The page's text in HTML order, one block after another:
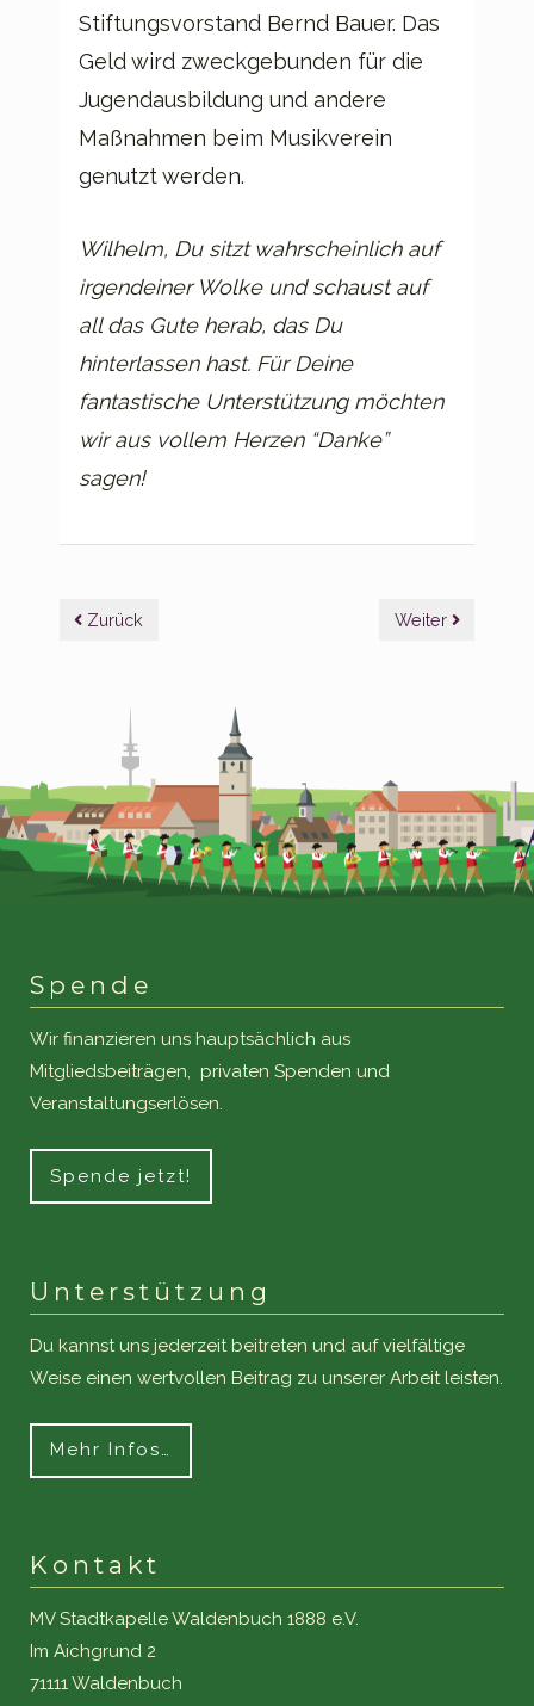
Stiftungsvorstand Bernd Bauer. Das
Geld wird zweckgebunden für die
Jugendausbildung und andere
Maßnahmen beim Musikverein
genutzt werden.
Wilhelm, Du sitzt wahrscheinlich auf
irgendeiner Wolke und schaust auf
all das Gute herab, das Du
hinterlassen hast. Für Deine
fantastische Unterstützung möchten
wir aus vollem Herzen “Danke”
sagen!
Beitragsnavigation
Zurück Weiter
Spende
Wir finanzieren uns hauptsächlich aus
Mitgliedsbeiträgen, privaten Spenden und
Veranstaltungserlösen.
Spende jetzt!
Unterstützung
Du kannst uns jederzeit beitreten und auf vielfältige
Weise einen wertvollen Beitrag zu unserer Arbeit leisten.
Mehr Infos…
Kontakt
MV Stadtkapelle Waldenbuch 1888 e.V.
Im Aichgrund 2
71111 Waldenbuch